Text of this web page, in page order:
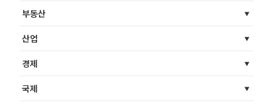
부동산
산업
경제
국제